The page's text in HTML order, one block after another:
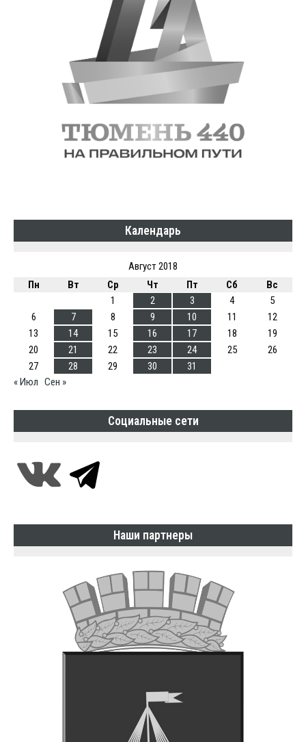
Календарь
Август 2018
Пн
Вт Ср Чт Пт Сб
Вс
1
2 3 4
5
6
7 8 9 10 11
12
13
14 15 16 17 18
19
20
21 22 23 24 25
26
27
28 29 30
31
« Июл Сен »
Социальные сети
Наши партнеры